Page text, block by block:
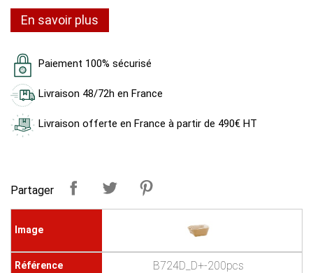
En savoir plus
Paiement 100% sécurisé
Livraison 48/72h en France
Livraison offerte en France à partir de 490€ HT
Partager
B724D_D+-200pcs